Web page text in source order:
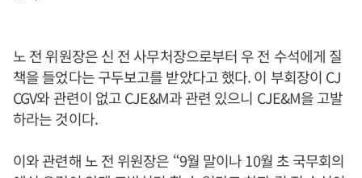
노 전 위원장은 신 전 사무처장으로부터 우 전 수석에게 질
책을 들었다는 구두보고를 받았다고 했다. 이 부회장이 CJ
CGV와 관련이 없고 CJE&M과 관련 있으니 CJE&M을 고발
하라는 것이다.
이와 관련해 노 전 위원장은 “9월 말이나 10월 초 국무회의